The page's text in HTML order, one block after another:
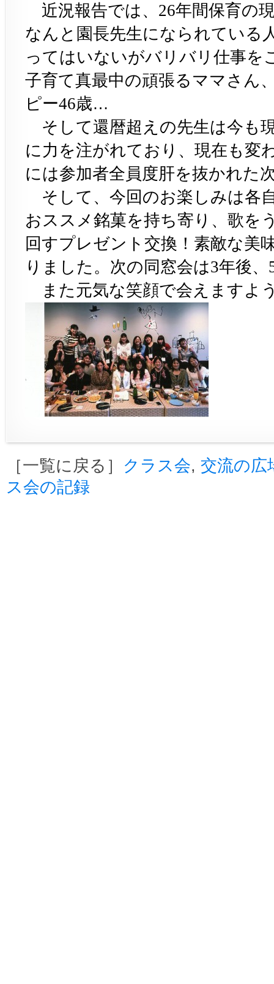
近況報告では、 26年間保育の
なんと園長先生になられている
ってはいないがバリバリ仕事を
子育て真最中の頑張るママさん
ピー46歳…
そして還暦超えの先生は今も
に力を注がれており、現在も変
には参加者全員度肝を抜かれた
そして、今回のお楽しみは各
おススメ銘菓を持ち寄り、歌を
回すプレゼント交換！ 素敵な美
りました。次の同窓会は3年後、
また元気な笑顔で会えますよ
［一覧に戻る］ クラス会, 交流の広
ス会の記録